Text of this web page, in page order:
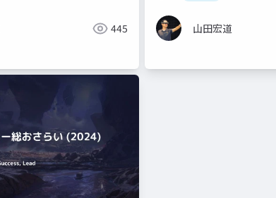
445 山田宏道